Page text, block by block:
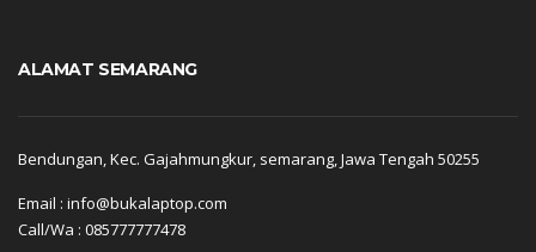
ALAMAT SEMARANG
Bendungan, Kec. Gajahmungkur, semarang, Jawa Tengah 50255
Email : info@bukalaptop.com
Call/Wa : 085777777478